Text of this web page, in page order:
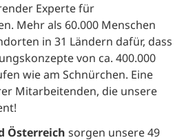
Experte für
Mehr als 60.000 Menschen
in 31 Ländern dafür, dass
von ca. 400.000
wie am Schnürchen. Eine
Mitarbeitenden, die unsere
Österreich sorgen unsere 49